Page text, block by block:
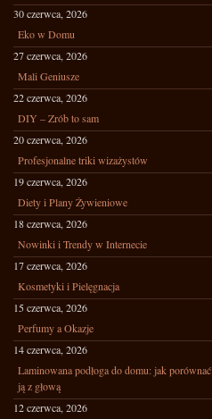
30 czerwca, 2026
Eko w Domu
27 czerwca, 2026
Mali Geniusze
22 czerwca, 2026
DIY – Zrób to sam
20 czerwca, 2026
Profesjonalne triki wizażystów
19 czerwca, 2026
Diety i Plany Żywieniowe
18 czerwca, 2026
Nowinki i Trendy w Internecie
17 czerwca, 2026
Kosmetyki i Pielęgnacja
15 czerwca, 2026
Perfumy a Okazje
14 czerwca, 2026
Laminowana podłoga do domu: jak porównać
ją z głową
12 czerwca, 2026